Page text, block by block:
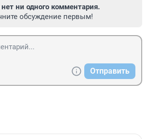
ни одного комментария.
обсуждение первым!
Отправить